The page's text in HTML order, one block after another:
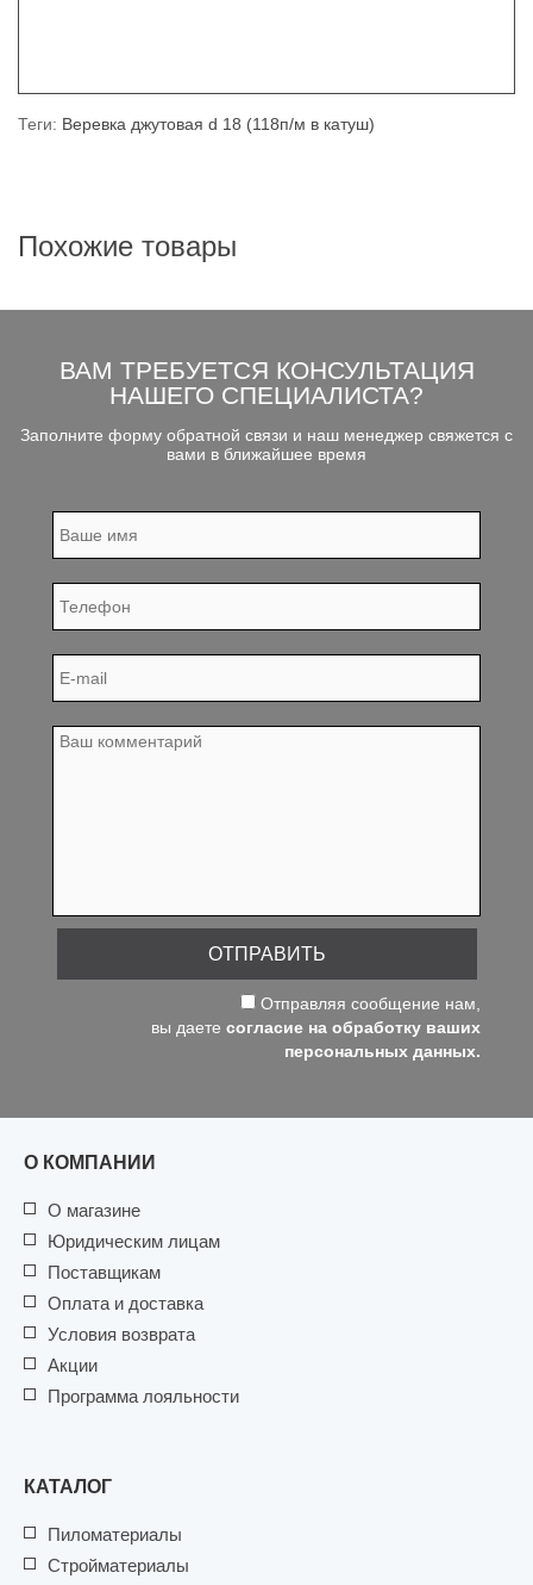
Теги: Веревка джутовая d 18 (118п/м в катуш)
Похожие товары
ВАМ ТРЕБУЕТСЯ КОНСУЛЬТАЦИЯ
НАШЕГО СПЕЦИАЛИСТА?
Заполните форму обратной связи и наш менеджер свяжется с
вами в ближайшее время
Отправляя сообщение нам,
вы даете согласие на обработку ваших
персональных данных.
ОТПРАВИТЬ
О КОМПАНИИ
О магазине
Юридическим лицам
Поставщикам
Оплата и доставка
Условия возврата
Акции
Программа лояльности
КАТАЛОГ
Пиломатериалы
Стройматериалы